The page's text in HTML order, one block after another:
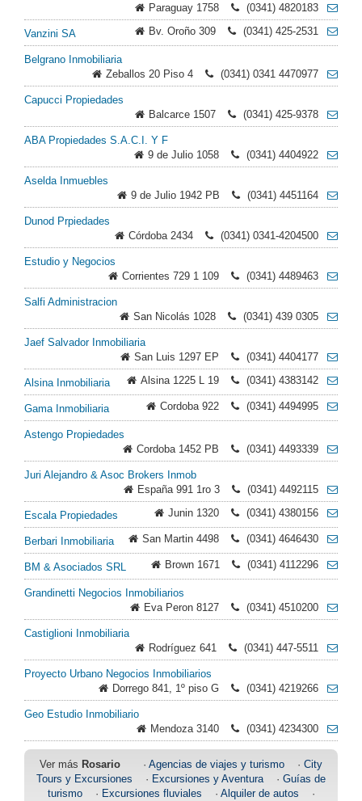
Paraguay 1758
(0341) 4820183
Vanzini SA Bv. Oroño 309 (0341) 425-2531
Belgrano Inmobiliaria
Zeballos 20 Piso 4
(0341) 0341 4470977
Capucci Propiedades
Balcarce 1507
(0341) 425-9378
ABA Propiedades S.A.C.I. Y F
9 de Julio 1058
(0341) 4404922
Aselda Inmuebles
9 de Julio 1942 PB
(0341) 4451164
Dunod Prpiedades
Córdoba 2434
(0341) 0341-4204500
Estudio y Negocios
Corrientes 729 1 109
(0341) 4489463
Salfi Administracion
San Nicolás 1028
(0341) 439 0305
Jaef Salvador Inmobiliaria
San Luis 1297 EP
(0341) 4404177
Alsina Inmobiliaria Alsina 1225 L 19 (0341) 4383142
Gama Inmobiliaria Cordoba 922 (0341) 4494995
Astengo Propiedades
Cordoba 1452 PB
(0341) 4493339
Juri Alejandro & Asoc Brokers Inmob
España 991 1ro 3
(0341) 4492115
Escala Propiedades Junin 1320 (0341) 4380156
Berbari Inmobiliaria San Martin 4498 (0341) 4646430
BM & Asociados SRL Brown 1671 (0341) 4112296
Grandinetti Negocios Inmobiliarios
Eva Peron 8127
(0341) 4510200
Castiglioni Inmobiliaria
Rodríguez 641
(0341) 447-5511
Proyecto Urbano Negocios Inmobiliarios
Dorrego 841, 1º piso G
(0341) 4219266
Geo Estudio Inmobiliario
Mendoza 3140
(0341) 4234300
Ver más Rosario · Agencias de viajes y turismo · City
Tours y Excursiones · Excursiones y Aventura· Guías de
turismo· Excursiones fluviales · Alquiler de autos ·